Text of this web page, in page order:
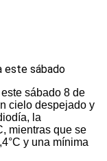
este sábado 8 de
cielo despejado y
la
mientras que se
y una mínima